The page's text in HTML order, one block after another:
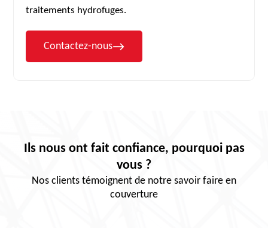
traitements hydrofuges.
Contactez-nous
Ils nous ont fait confiance, pourquoi pas
vous ?
Nos clients témoignent de notre savoir faire en
couverture